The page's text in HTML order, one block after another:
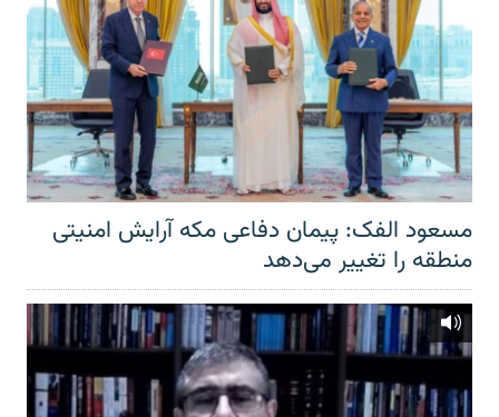
مسعود الفک: پیمان دفاعی مکه آرایش امنیتی
منطقه را تغییر می‌دهد